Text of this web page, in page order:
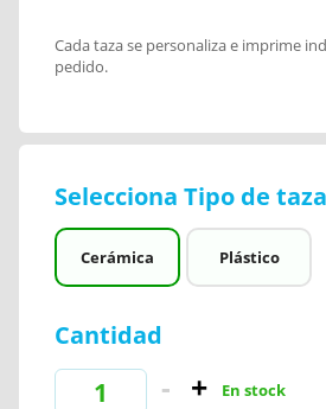
Cada taza se personaliza e imprime
pedido.
Selecciona Tipo de taza
Cerámica Plástico
Cantidad
En stock